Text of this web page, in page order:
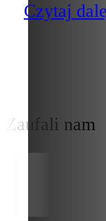
Czytaj
Zaufali nam